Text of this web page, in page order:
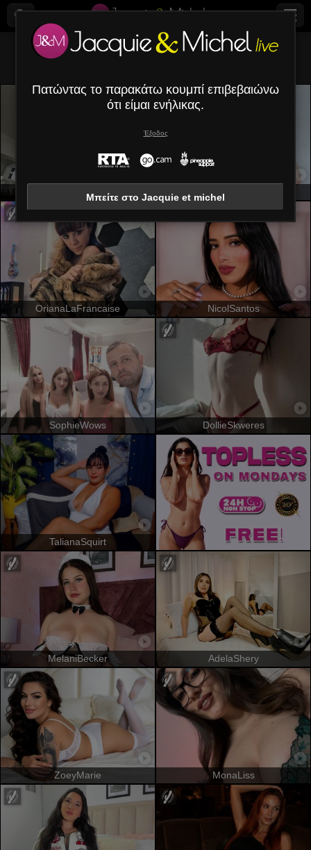
Ολα (
SandraSwweet LailaCastillo
OrianaLaFrancaise NicolSantos
SophieWows DollieSkweres
TalianaSquirt
MelaniBecker AdelaShery
ZoeyMarie MonaLiss
Πατώντας το παρακάτω κουμπί επιβεβαιώνω
ότι είμαι ενήλικας.
Έξοδος
Μπείτε στο Jacquie et michel